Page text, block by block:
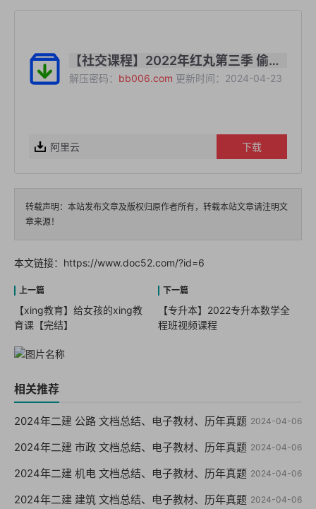
【社交课程】2022年红丸第三季 偷心聊法的聊天之道下载
解压密码： bb006.com 更新时间：2024-04-23
阿里云 下载
转载声明：本站发布文章及版权归原作者所有，转载本站文章请注明文
章来源！
本文链接： https://www.doc52.com/?id=6
【xing教育】给女孩的xing教
育课【完结】
【专升本】2022专升本数学全
程班视频课程
相关推荐
2024-04-06
2024年二建 公路 文档总结、电子教材、历年真题
2024-04-06
2024年二建 市政 文档总结、电子教材、历年真题
2024-04-06
2024年二建 机电 文档总结、电子教材、历年真题
2024-04-06
2024年二建 建筑 文档总结、电子教材、历年真题